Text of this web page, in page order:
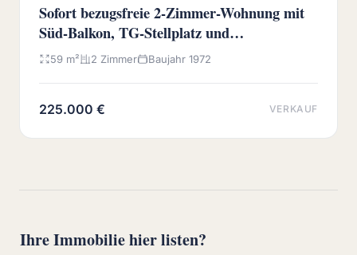
Sofort bezugsfreie 2-Zimmer-Wohnung mit
Süd-Balkon, TG-Stellplatz und
Wochenmarkt vor der Haustür
59 m² 2 Zimmer Baujahr 1972
225.000 € VERKAUF
Ihre Immobilie hier listen?